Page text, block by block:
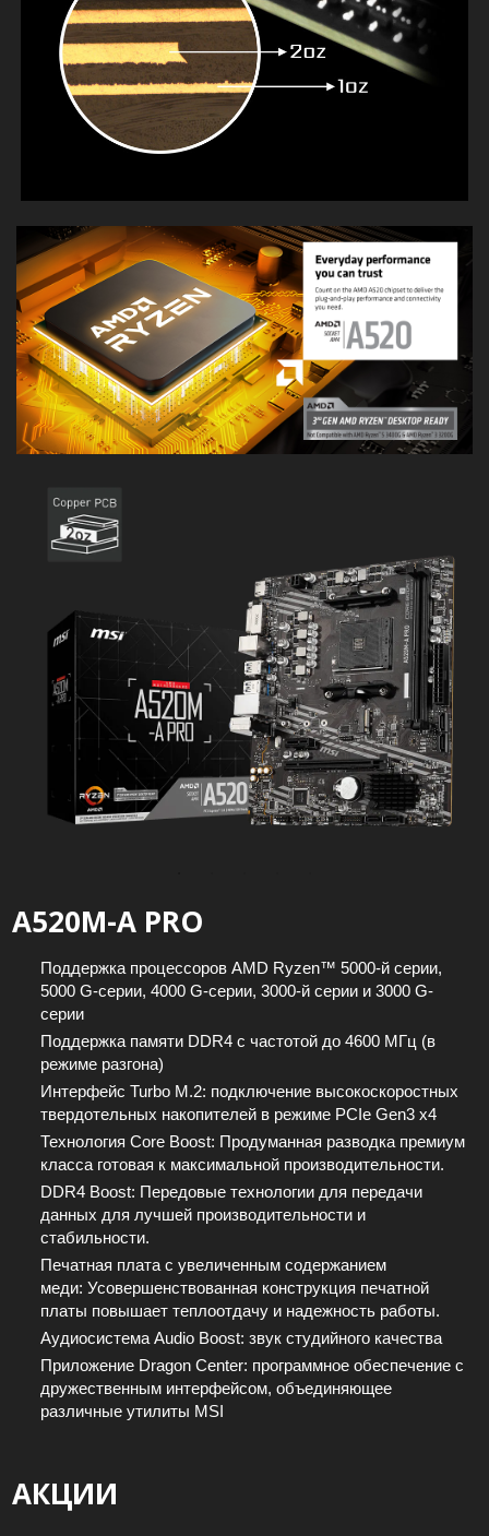
A520M-A PRO
Поддержка процессоров AMD Ryzen™ 5000-й серии,
5000 G-серии, 4000 G-серии, 3000-й серии и 3000 G-
серии
Поддержка памяти DDR4 с частотой до 4600 МГц (в
режиме разгона)
Интерфейс Turbo M.2: подключение высокоскоростных
твердотельных накопителей в режиме PCIe Gen3 x4
Технология Core Boost: Продуманная разводка премиум
класса готовая к максимальной производительности.
DDR4 Boost: Передовые технологии для передачи
данных для лучшей производительности и
стабильности.
Печатная плата с увеличенным содержанием
меди: Усовершенствованная конструкция печатной
платы повышает теплоотдачу и надежность работы.
Аудиосистема Audio Boost: звук студийного качества
Приложение Dragon Center: программное обеспечение с
дружественным интерфейсом, объединяющее
различные утилиты MSI
АКЦИИ